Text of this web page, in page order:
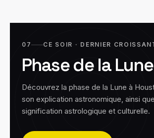
07 CE SOIR · DERNIER
Phase de la Lune
Découvrez la phase de la Lune à
son explication astronomique, ainsi
signification astrologique et culturelle.